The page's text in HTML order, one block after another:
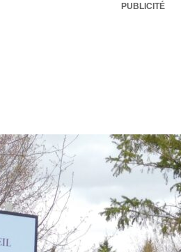
PUBLICITÉ